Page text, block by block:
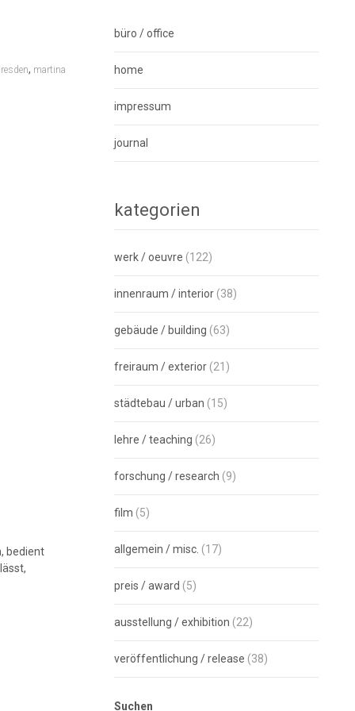
, martina
bedient
büro / office
home
impressum
journal
kategorien
werk / oeuvre (122)
innenraum / interior (38)
gebäude / building (63)
freiraum / exterior (21)
städtebau / urban (15)
lehre / teaching (26)
forschung / research (9)
film (5)
allgemein / misc. (17)
preis / award (5)
ausstellung / exhibition (22)
veröffentlichung / release (38)
Suchen